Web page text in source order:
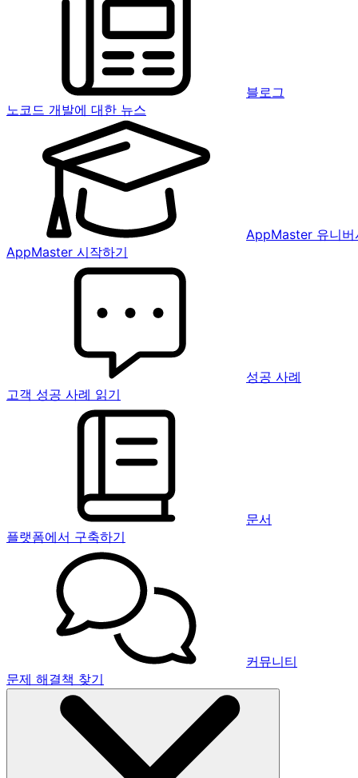
블로그
노코드 개발에 대한 뉴스
AppMaster 유니버
AppMaster 시작하기
성공 사례
고객 성공 사례 읽기
문서
플랫폼에서 구축하기
커뮤니티
문제 해결책 찾기